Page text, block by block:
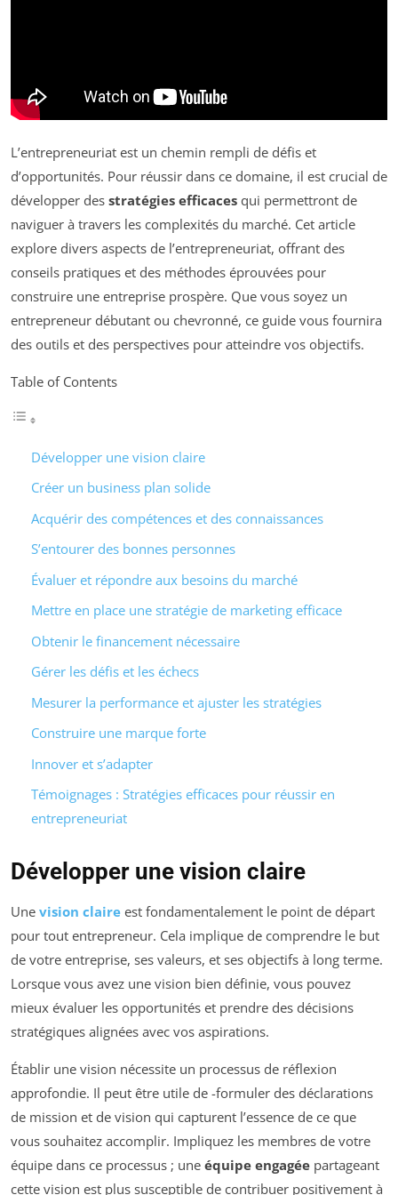
L’entrepreneuriat est un chemin rempli de défis et
d’opportunités. Pour réussir dans ce domaine, il est crucial de
développer des stratégies efficaces qui permettront de
naviguer à travers les complexités du marché. Cet article
explore divers aspects de l’entrepreneuriat, offrant des
conseils pratiques et des méthodes éprouvées pour
construire une entreprise prospère. Que vous soyez un
entrepreneur débutant ou chevronné, ce guide vous fournira
des outils et des perspectives pour atteindre vos objectifs.
Table of Contents
Développer une vision claire
Créer un business plan solide
Acquérir des compétences et des connaissances
S’entourer des bonnes personnes
Évaluer et répondre aux besoins du marché
Mettre en place une stratégie de marketing efficace
Obtenir le financement nécessaire
Gérer les défis et les échecs
Mesurer la performance et ajuster les stratégies
Construire une marque forte
Innover et s’adapter
Témoignages : Stratégies efficaces pour réussir en
entrepreneuriat
Développer une vision claire
Une vision claire est fondamentalement le point de départ
pour tout entrepreneur. Cela implique de comprendre le but
de votre entreprise, ses valeurs, et ses objectifs à long terme.
Lorsque vous avez une vision bien définie, vous pouvez
mieux évaluer les opportunités et prendre des décisions
stratégiques alignées avec vos aspirations.
Établir une vision nécessite un processus de réflexion
approfondie. Il peut être utile de -formuler des déclarations
de mission et de vision qui capturent l’essence de ce que
vous souhaitez accomplir. Impliquez les membres de votre
équipe dans ce processus ; une équipe engagée partageant
cette vision est plus susceptible de contribuer positivement à